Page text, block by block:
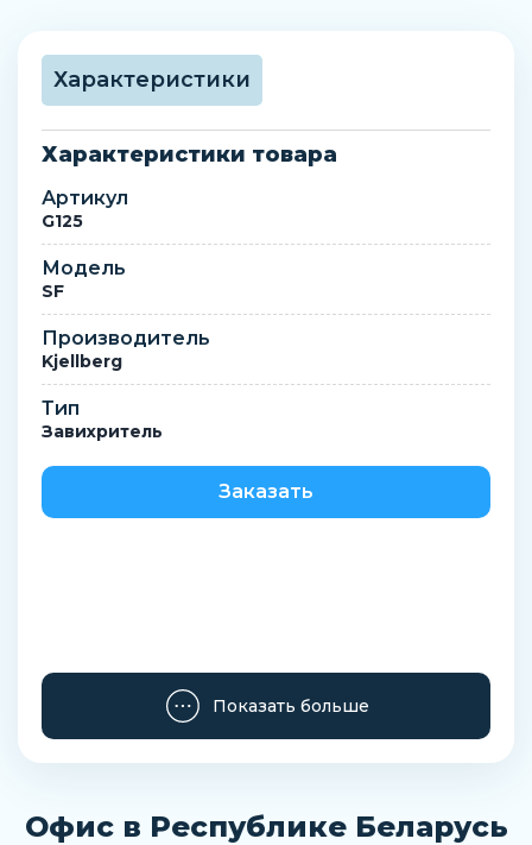
Характеристики
Характеристики товара
Артикул
G125
Модель
SF
Производитель
Kjellberg
Тип
Завихритель
Заказать
Показать больше
Офис в Республике Беларусь